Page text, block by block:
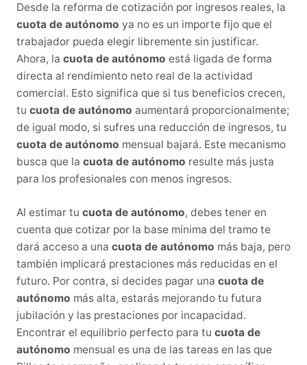
Desde la reforma de cotización por ingresos reales, la
cuota de autónomo ya no es un importe fijo que el
trabajador pueda elegir libremente sin justificar.
Ahora, la cuota de autónomo está ligada de forma
directa al rendimiento neto real de la actividad
comercial. Esto significa que si tus beneficios crecen,
tu cuota de autónomo aumentará proporcionalmente;
de igual modo, si sufres una reducción de ingresos, tu
cuota de autónomo mensual bajará. Este mecanismo
busca que la cuota de autónomo resulte más justa
para los profesionales con menos ingresos.
Al estimar tu cuota de autónomo, debes tener en
cuenta que cotizar por la base mínima del tramo te
dará acceso a una cuota de autónomo más baja, pero
también implicará prestaciones más reducidas en el
futuro. Por contra, si decides pagar una cuota de
autónomo más alta, estarás mejorando tu futura
jubilación y las prestaciones por incapacidad.
Encontrar el equilibrio perfecto para tu cuota de
autónomo mensual es una de las tareas en las que